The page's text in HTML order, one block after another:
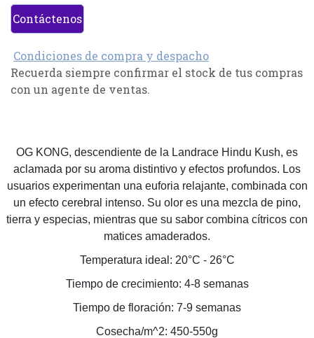
Contáctenos
Condiciones de compra y despacho
Recuerda siempre confirmar el stock de tus compras
con un agente de ventas.
OG KONG, descendiente de la Landrace Hindu Kush, es
aclamada por su aroma distintivo y efectos profundos. Los
usuarios experimentan una euforia relajante, combinada con
un efecto cerebral intenso. Su olor es una mezcla de pino,
tierra y especias, mientras que su sabor combina cítricos con
matices amaderados.
Temperatura ideal: 20°C - 26°C
Tiempo de crecimiento: 4-8 semanas
Tiempo de floración: 7-9 semanas
Cosecha/m^2: 450-550g